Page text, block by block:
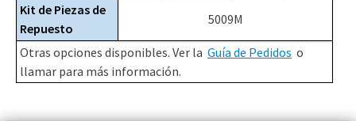
Kit de Piezas de
Repuesto
5009M
Otras opciones disponibles. Ver la Guía de Pedidos o
llamar para más información.